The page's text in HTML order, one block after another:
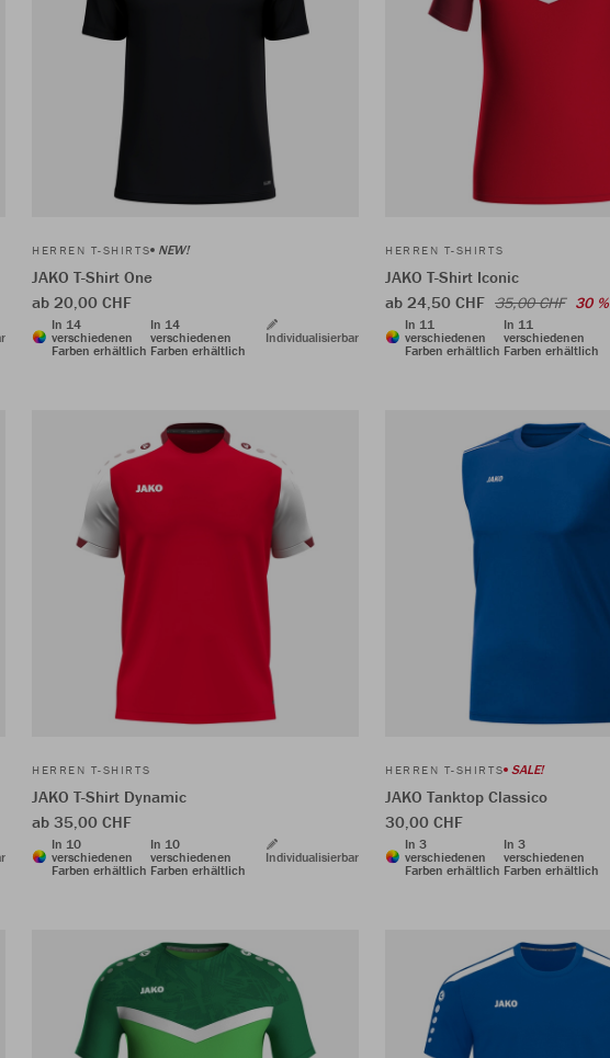
HERREN T-SHIRTS NEW!
JAKO T-Shirt One
ab 20,00 CHF
In 14
verschiedenen
Farben erhältlich
In 14
verschiedenen
Farben erhältlich
Individualisierbar
HERREN T-SHIRTS
JAKO T-Shirt Iconic
ab 24,50 CHF 35,00 CHF 30 %
In 11
verschiedenen
Farben erhältlich
In 11
verschiedenen
Farben erhältlich
HERREN T-SHIRTS
JAKO T-Shirt Dynamic
ab 35,00 CHF
In 10
verschiedenen
Farben erhältlich
In 10
verschiedenen
Farben erhältlich
Individualisierbar
HERREN T-SHIRTS SALE!
JAKO Tanktop Classico
30,00 CHF
In 3
verschiedenen
Farben erhältlich
In 3
verschiedenen
Farben erhältlich